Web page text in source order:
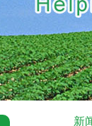
新